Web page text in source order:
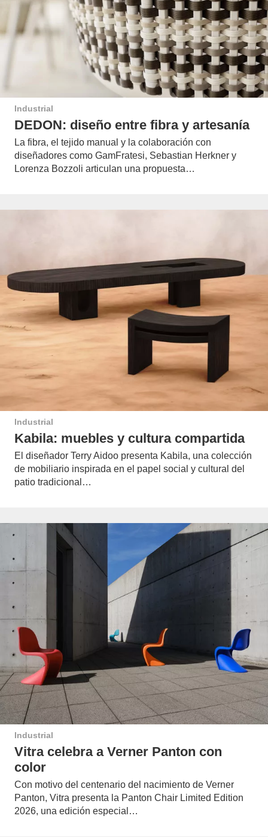
Industrial
DEDON: diseño entre fibra y artesanía
La fibra, el tejido manual y la colaboración con
diseñadores como GamFratesi, Sebastian Herkner y
Lorenza Bozzoli articulan una propuesta…
Industrial
Kabila: muebles y cultura compartida
El diseñador Terry Aidoo presenta Kabila, una colección
de mobiliario inspirada en el papel social y cultural del
patio tradicional…
Industrial
Vitra celebra a Verner Panton con
color
Con motivo del centenario del nacimiento de Verner
Panton, Vitra presenta la Panton Chair Limited Edition
2026, una edición especial…